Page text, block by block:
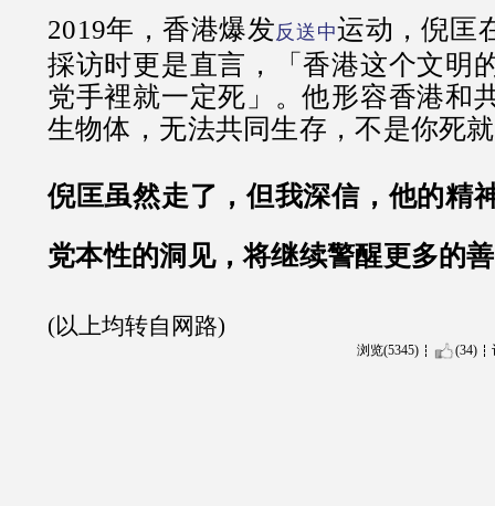
2019年，香港爆发反送中运动，倪匡
採访时更是直言，「香港这个文明
党手裡就一定死」。他形容香港和
生物体，无法共同生存，不是你死
倪匡虽然走了，但我深信，他的精
党本性的洞见，将继续警醒更多的
(以上均转自网路)
浏览(5345) (34)